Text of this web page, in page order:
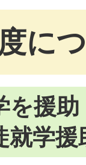
に
を援
就学援